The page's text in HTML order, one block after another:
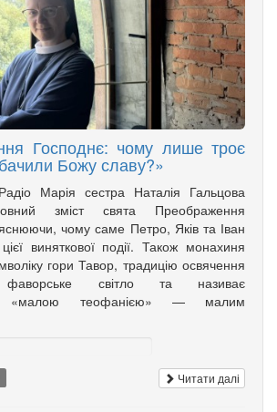
Господнє: чому лише троє
Божу славу?»
Марія сестра Наталія Гальцова
зміст свята Преображення
чому саме Петро, Яків та Іван
виняткової події. Також монахиня
гори Тавор, традицію освячення
фаворське світло та називає
«малою теофанією» — малим
Читати далі